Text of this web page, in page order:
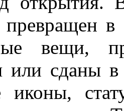
в
вещи,
или сданы
иконы,